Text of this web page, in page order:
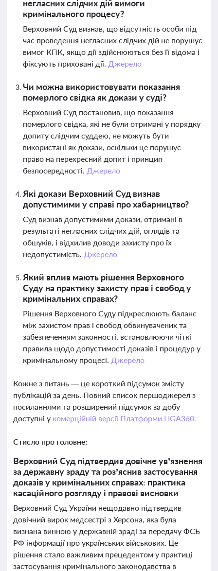
негласних слідчих дій вимоги
кримінального процесу?
Верховний Суд визнав, що відсутність особи під
час проведення негласних слідчих дій не порушує
вимог КПК, якщо дії здійснюються без її відома і
фіксують приховані дії. Джерело
Чи можна використовувати показання
померлого свідка як докази у суді?
Верховний Суд постановив, що показання
померлого свідка, які не були отримані у порядку
допиту слідчим суддею, не можуть бути
використані як докази, оскільки це порушує
право на перехресний допит і принцип
безпосередності. Джерело
Які докази Верховний Суд визнав
допустимими у справі про хабарництво?
Суд визнав допустимими докази, отримані в
результаті негласних слідчих дій, оглядів та
обшуків, і відхилив доводи захисту про їх
недопустимість. Джерело
Який вплив мають рішення Верховного
Суду на практику захисту прав і свобод у
кримінальних справах?
Рішення Верховного Суду підкреслюють баланс
між захистом прав і свобод обвинувачених та
забезпеченням законності, встановлюючи чіткі
правила щодо допустимості доказів і процедур у
кримінальному процесі. Джерело
Кожне з питань — це короткий підсумок змісту
публікацій за день. Повний список першоджерел з
посиланнями та розширений підсумок за добу
доступні у комерційній версії Платформи LIGA360.
Стисло про головне:
Верховний Суд підтвердив довічне ув’язнення
за державну зраду та роз’яснив застосування
доказів у кримінальних справах: практика
касаційного розгляду і правові висновки
Верховний Суд України нещодавно підтвердив
довічний вирок медсестрі з Херсона, яка була
визнана винною у державній зраді за передачу ФСБ
РФ інформації про українських військових. Це
рішення стало важливим прецедентом у практиці
застосування кримінального законодавства в